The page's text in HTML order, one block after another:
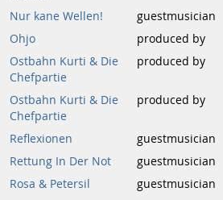
Nur kane Wellen! guestmusician
Ohjo
produced by
Ostbahn Kurti & Die
Chefpartie
produced by
Ostbahn Kurti & Die
Chefpartie
produced by
Reflexionen guestmusician
Rettung In Der Not
guestmusician
Rosa & Petersil
guestmusician